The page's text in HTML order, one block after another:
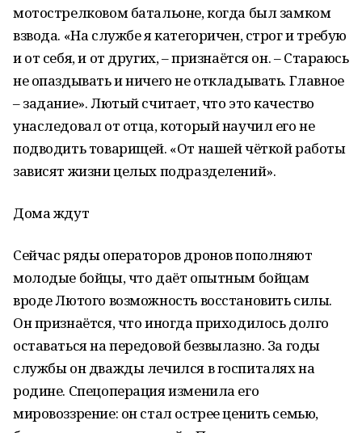
мотострелковом батальоне, когда был замком
взвода. «На службе я категоричен, строг и требую
и от себя, и от других, – признаётся он. – Стараюсь
не опаздывать и ничего не откладывать. Главное
– задание». Лютый считает, что это качество
унаследовал от отца, который научил его не
подводить товарищей. «От нашей чёткой работы
зависят жизни целых подразделений».
Дома ждут
Сейчас ряды операторов дронов пополняют
молодые бойцы, что даёт опытным бойцам
вроде Лютого возможность восстановить силы.
Он признаётся, что иногда приходилось долго
оставаться на передовой безвылазно. За годы
службы он дважды лечился в госпиталях на
родине. Спецоперация изменила его
мировоззрение: он стал острее ценить семью,